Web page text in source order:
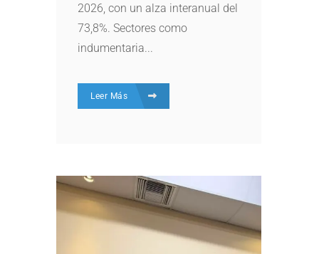
2026, con un alza interanual del
73,8%. Sectores como
indumentaria...
Leer Más